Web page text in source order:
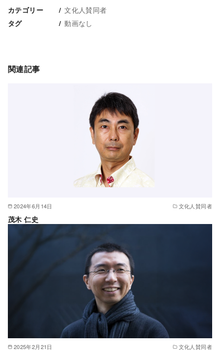
カテゴリー 文化人賛同者
タグ 動画なし
関連記事
2024年6月14日 文化人賛同者
茂木 仁史
2025年2月21日 文化人賛同者